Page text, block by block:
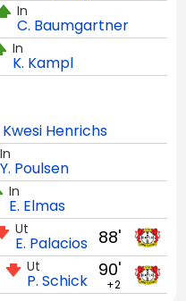
In
C. Baumgartner
In
K. Kampl
Henrichs
In
Y. Poulsen
In
E. Elmas
88'
Ut
E. Palacios
90'
+2
Ut
P. Schick